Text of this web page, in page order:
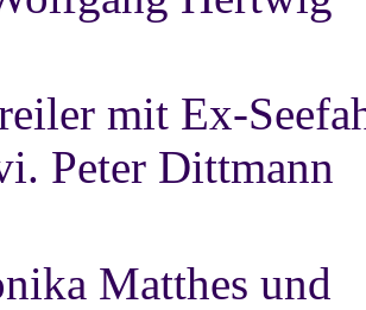
mit Ex-
Peter Dittmann
Matthes und